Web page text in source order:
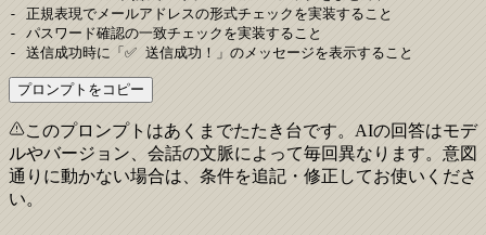
- 正規表現でメールアドレスの形式チェックを実装すること
- パスワード確認の一致チェックを実装すること
- 送信成功時に「✅ 送信成功！」のメッセージを表示すること
プロンプトをコピー
このプロンプトはあくまでたたき台です。AIの回答はモデ
ルやバージョン、会話の文脈によって毎回異なります。意図
通りに動かない場合は、条件を追記・修正してお使いくださ
い。